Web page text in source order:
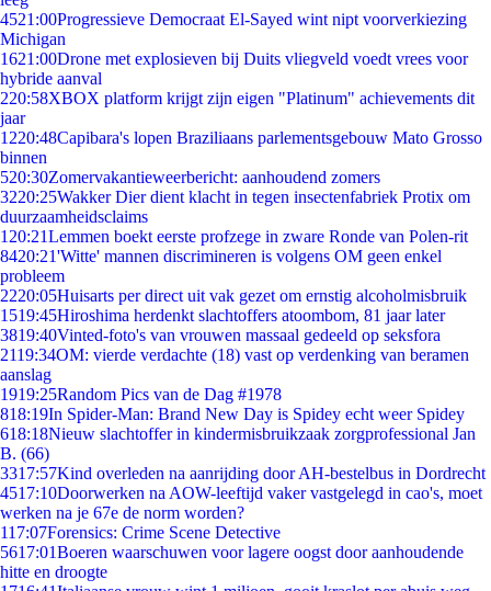
4521:00Progressieve Democraat El-Sayed wint nipt voorverkiezing
Michigan
1621:00Drone met explosieven bij Duits vliegveld voedt vrees voor
hybride aanval
220:58XBOX platform krijgt zijn eigen "Platinum" achievements dit
jaar
1220:48Capibara's lopen Braziliaans parlementsgebouw Mato Grosso
binnen
520:30Zomervakantieweerbericht: aanhoudend zomers
3220:25Wakker Dier dient klacht in tegen insectenfabriek Protix om
duurzaamheidsclaims
1 20:21Lemmen boekt eerste profzege in zware Ronde van Polen-rit
8420:21'Witte' mannen discrimineren is volgens OM geen enkel
probleem
2220:05Huisarts per direct uit vak gezet om ernstig alcoholmisbruik
1519:45Hiroshima herdenkt slachtoffers atoombom, 81 jaar later
3819:40Vinted-foto's van vrouwen massaal gedeeld op seksfora
2119:34OM: vierde verdachte (18) vast op verdenking van beramen
aanslag
1919:25Random Pics van de Dag #1978
818:19In Spider-Man: Brand New Day is Spidey echt weer Spidey
618:18Nieuw slachtoffer in kindermisbruikzaak zorgprofessional Jan
B. (66)
3317:57Kind overleden na aanrijding door AH-bestelbus in Dordrecht
4517:10Doorwerken na AOW-leeftijd vaker vastgelegd in cao's, moet
werken na je 67e de norm worden?
117:07Forensics: Crime Scene Detective
5617:01Boeren waarschuwen voor lagere oogst door aanhoudende
hitte en droogte